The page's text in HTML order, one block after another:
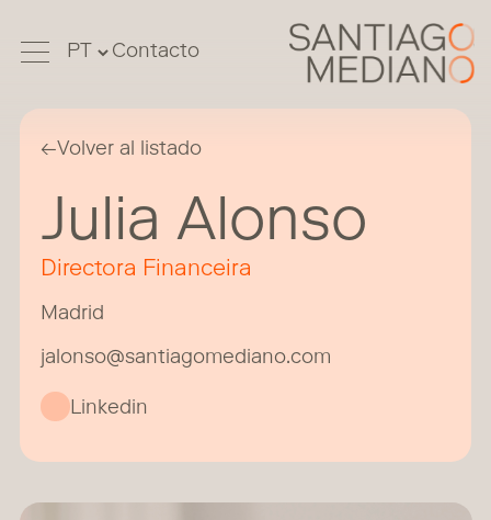
Contacto
←Volver al listado
Directora Financeira
Madrid
jalonso@santiagomediano.com
Linkedin
Julia Alonso